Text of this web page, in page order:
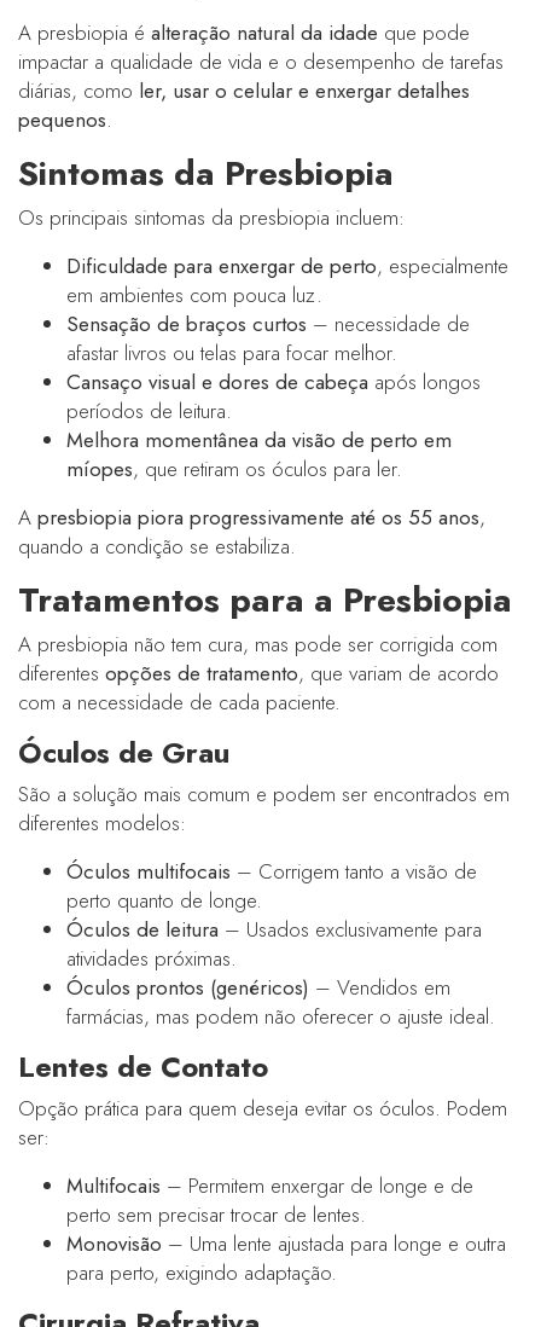
A presbiopia é alteração natural da idade que pode
impactar a qualidade de vida e o desempenho de tarefas
diárias, como ler, usar o celular e enxergar detalhes
pequenos.
Sintomas da Presbiopia
Os principais sintomas da presbiopia incluem:
Dificuldade para enxergar de perto, especialmente
em ambientes com pouca luz.
Sensação de braços curtos – necessidade de
afastar livros ou telas para focar melhor.
Cansaço visual e dores de cabeça após longos
períodos de leitura.
Melhora momentânea da visão de perto em
míopes, que retiram os óculos para ler.
A presbiopia piora progressivamente até os 55 anos,
quando a condição se estabiliza.
Tratamentos para a Presbiopia
A presbiopia não tem cura, mas pode ser corrigida com
diferentes opções de tratamento, que variam de acordo
com a necessidade de cada paciente.
Óculos de Grau
São a solução mais comum e podem ser encontrados em
diferentes modelos:
Óculos multifocais – Corrigem tanto a visão de
perto quanto de longe.
Óculos de leitura – Usados exclusivamente para
atividades próximas.
Óculos prontos (genéricos) – Vendidos em
farmácias, mas podem não oferecer o ajuste ideal.
Lentes de Contato
Opção prática para quem deseja evitar os óculos. Podem
ser:
Multifocais – Permitem enxergar de longe e de
perto sem precisar trocar de lentes.
Monovisão – Uma lente ajustada para longe e outra
para perto, exigindo adaptação.